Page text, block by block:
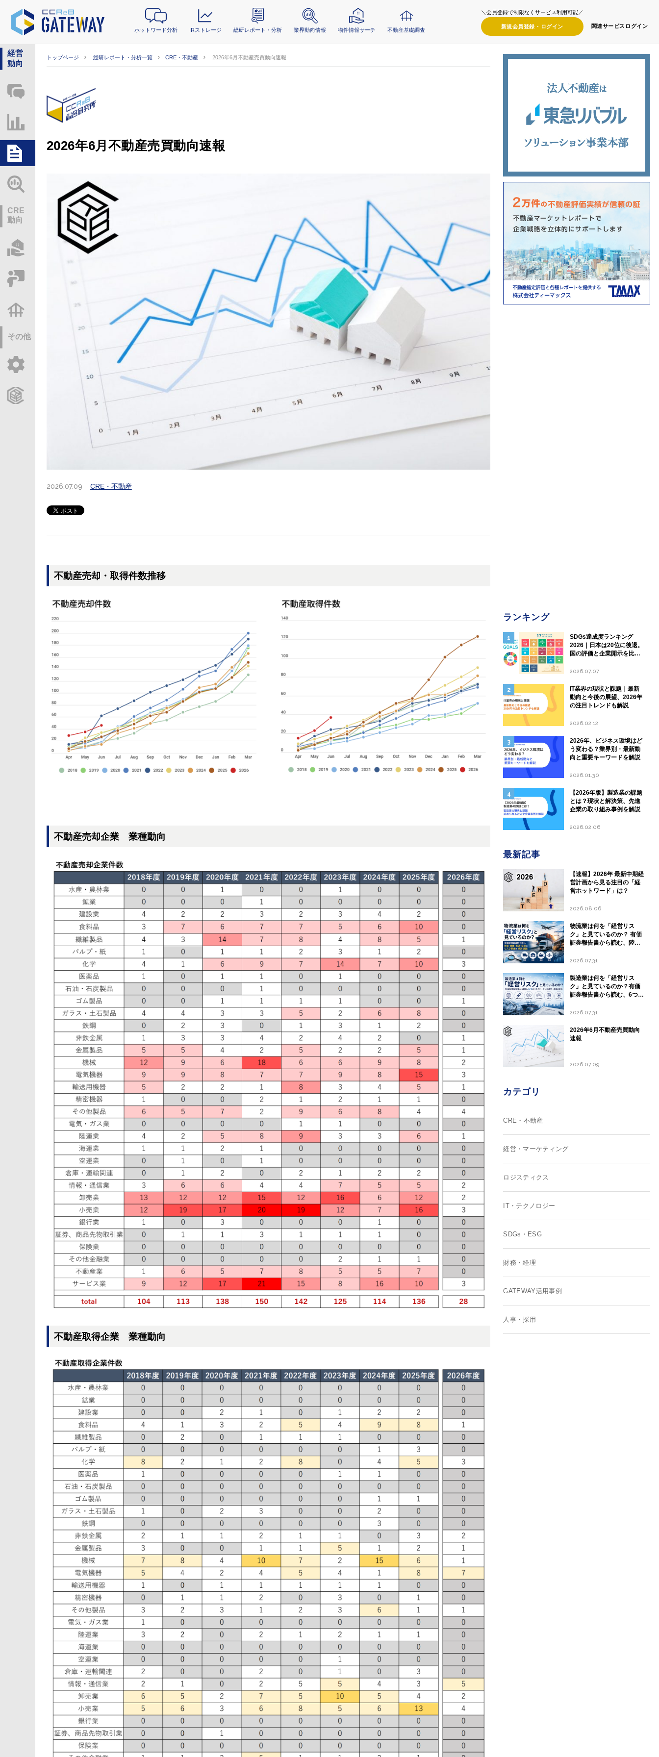
ホットワード分析 IRストレージ 総研レポート・分析 業界動向情報 物件情報サーチ 不動産基礎調査
＼会員登録で制限なくサービス利用可能／
新規会員登録・ ログイン 関連サービス ログイン
経営
動向
ホットワード分析
IRストレージ
総研レポート・分析
業界動向情報
CRE
動向
物件情報サーチ
不動産基礎調査
その他
CCReBサービスのご案内
トップページ 総研レポート・分析一覧 CRE・不動産 2026年6月不動産売買動向速報
2026年6月不動産売買動向速報
2026.07.09 CRE・不動産
不動産売却・取得件数推移
不動産売却企業 業種動向
不動産取得企業 業種動向
ランキング
SDGs達成度ランキング
2026｜日本は20位に後退。
国の評価と企業開示を比較
2026.07.07
IT業界の現状と課題｜最新
動向と今後の展望、2026年
の注目トレンドも解説
2026.02.12
2026年、ビジネス環境はど
う変わる？業界別・最新動
向と重要キーワードを解説
2026.01.30
【2026年版】製造業の課題
とは？現状と解決策、先進
企業の取り組み事例を解説
2026.02.06
最新記事
【速報】2026年 最新中期経
営計画から見る注目の「経
営ホットワード」は？
2026.08.06
物流業は何を「経営リス
ク」と見ているのか？ 有価
証券報告書から読む、陸
スク開示と経営課題
2026.07.31
製造業は何を「経営リス
ク」と見ているのか？有価
証券報告書から読む、6つの
商の変化
2026.07.31
2026年6月不動産売買動向
速報
2026.07.09
カテゴリ
CRE・不動産
経営・マーケティング
ロジスティクス
IT・テクノロジー
SDGs・ESG
財務・経理
GATEWAY活用事例
人事・採用